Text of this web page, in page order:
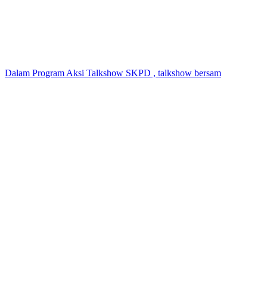
Dalam Program Aksi Talkshow SKPD , talkshow bersam